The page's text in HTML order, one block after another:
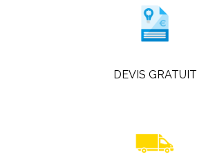
DEVIS GRATUIT